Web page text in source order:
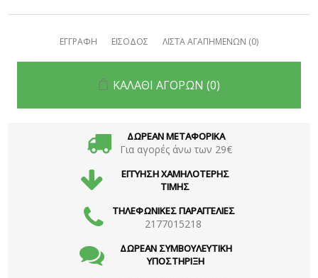
ΕΓΓΡΑΦΗ ΕΙΣΟΔΟΣ ΛΙΣΤΑ ΑΓΑΠΗΜΕΝΩΝ (0)
ΚΑΛΑΘΙ ΑΓΟΡΩΝ (0)
ΔΩΡΕΑΝ ΜΕΤΑΦΟΡΙΚΑ
Για αγορές άνω των 29€
ΕΓΓΥΗΣΗ ΧΑΜΗΛΟΤΕΡΗΣ
ΤΙΜΗΣ
ΤΗΛΕΦΩΝΙΚΕΣ ΠΑΡΑΓΓΕΛΙΕΣ
2177015218
ΔΩΡΕΑΝ ΣΥΜΒΟΥΛΕΥΤΙΚΗ
ΥΠΟΣΤΗΡΙΞΗ